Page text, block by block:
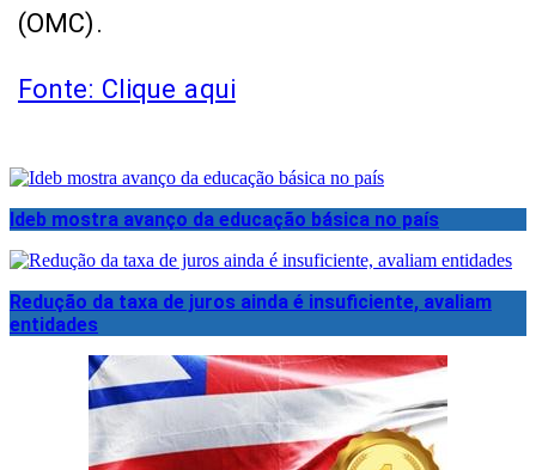
(OMC).
Fonte: Clique aqui
Ideb mostra avanço da educação básica no país
Redução da taxa de juros ainda é insuficiente, avaliam
entidades